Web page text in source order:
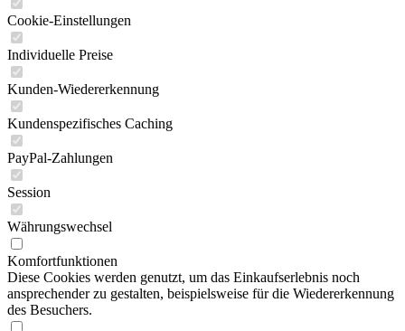
Cookie-Einstellungen
Individuelle Preise
Kunden-Wiedererkennung
Kundenspezifisches Caching
PayPal-Zahlungen
Session
Währungswechsel
Komfortfunktionen
Diese Cookies werden genutzt, um das Einkaufserlebnis noch
ansprechender zu gestalten, beispielsweise für die Wiedererkennung
des Besuchers.